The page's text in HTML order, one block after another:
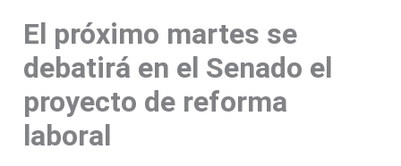
El próximo martes se
debatirá en el Senado el
proyecto de reforma
laboral